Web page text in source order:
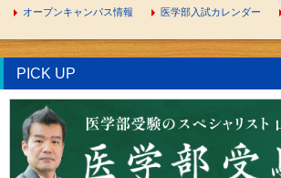
オープンキャンパス情報 医学部入試カレンダー
PICK UP